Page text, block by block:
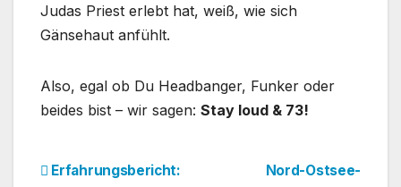
Judas Priest erlebt hat, weiß, wie sich
Gänsehaut anfühlt.
Also, egal ob Du Headbanger, Funker oder
beides bist – wir sagen: Stay loud & 73!
BeitragsnavigationNord-Ostsee-
Erfahrungsbericht: